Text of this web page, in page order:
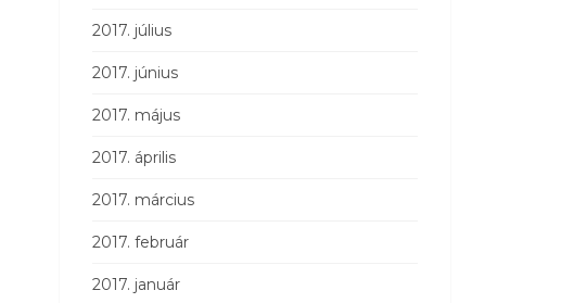
2017. július
2017. június
2017. május
2017. április
2017. március
2017. február
2017. január